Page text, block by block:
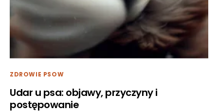
ZDROWIE PSOW
Udar u psa: objawy, przyczyny i
postępowanie